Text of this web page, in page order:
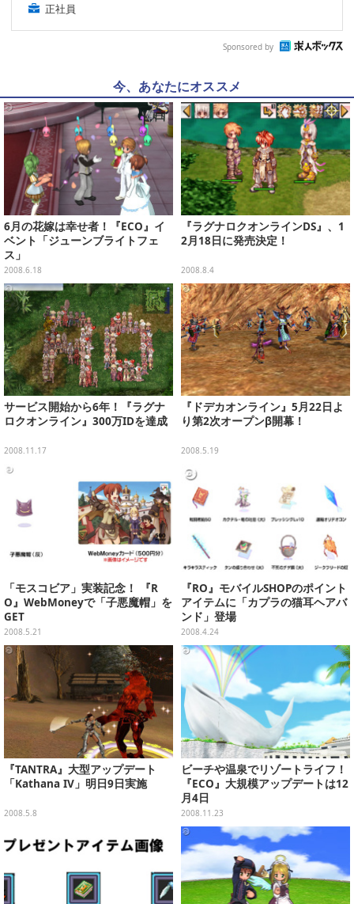
正社員
Sponsored by
今、あなたにオススメ
6月の花嫁は幸せ者！『ECO』イ
ベント「ジューンブライトフェ
ス」
2008.6.18
『ラグナロクオンラインDS』、1
2月18日に発売決定！
2008.8.4
サービス開始から6年！『ラグナ
ロクオンライン』300万IDを達成
2008.11.17
『ドデカオンライン』5月22日よ
り第2次オープンβ開幕！
2008.5.19
「モスコビア」実装記念！ 『R
O』WebMoneyで「子悪魔帽」を
GET
2008.5.21
『RO』モバイルSHOPのポイント
アイテムに「カプラの猫耳ヘアバ
ンド」登場
2008.4.24
『TANTRA』大型アップデート
「Kathana IV」明日9日実施
2008.5.8
ビーチや温泉でリゾートライフ！
『ECO』大規模アップデートは12
月4日
2008.11.23